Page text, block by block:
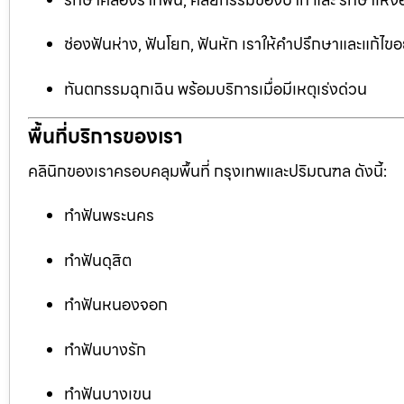
ช่องฟันห่าง, ฟันโยก, ฟันหัก เราให้คำปรึกษาและแก้ไข
ทันตกรรมฉุกเฉิน พร้อมบริการเมื่อมีเหตุเร่งด่วน
พื้นที่บริการของเรา
คลินิกของเราครอบคลุมพื้นที่ กรุงเทพและปริมณฑล ดังนี้:
ทำฟันพระนคร
ทำฟันดุสิต
ทำฟันหนองจอก
ทำฟันบางรัก
ทำฟันบางเขน